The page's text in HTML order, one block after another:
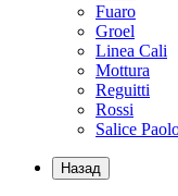
Fuaro
Groel
Linea Cali
Mottura
Reguitti
Rossi
Salice
Назад